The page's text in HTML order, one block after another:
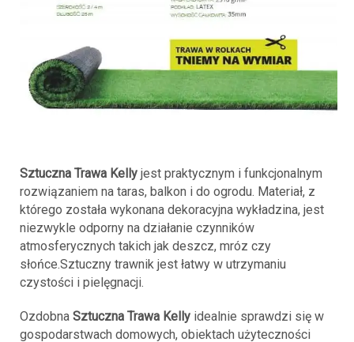
Sztuczna Trawa Kellyjest praktycznym i funkcjonalnym
rozwiązaniem na taras, balkon i do ogrodu. Materiał, z
którego została wykonana dekoracyjna wykładzina, jest
niezwykle odporny na działanie czynników
atmosferycznych takich jak deszcz, mróz czy
słońce.Sztuczny trawnik jest łatwy w utrzymaniu
czystości i pielęgnacji.
OzdobnaSztuczna Trawa Kelly idealnie sprawdzi się w
gospodarstwach domowych, obiektach użyteczności